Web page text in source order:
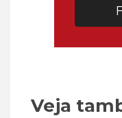
Veja